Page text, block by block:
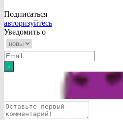
Подписаться
авторизуйтесь
Уведомить о